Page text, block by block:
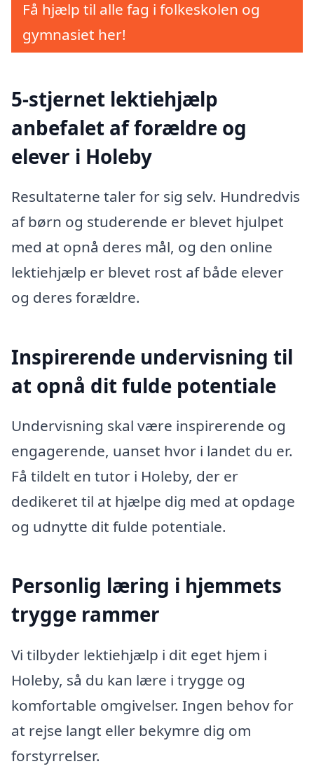
Få hjælp til alle fag i folkeskolen og
gymnasiet her!
5-stjernet lektiehjælp
anbefalet af forældre og
elever i Holeby
Resultaterne taler for sig selv. Hundredvis
af børn og studerende er blevet hjulpet
med at opnå deres mål, og den online
lektiehjælp er blevet rost af både elever
og deres forældre.
Inspirerende undervisning til
at opnå dit fulde potentiale
Undervisning skal være inspirerende og
engagerende, uanset hvor i landet du er.
Få tildelt en tutor i Holeby, der er
dedikeret til at hjælpe dig med at opdage
og udnytte dit fulde potentiale.
Personlig læring i hjemmets
trygge rammer
Vi tilbyder lektiehjælp i dit eget hjem i
Holeby, så du kan lære i trygge og
komfortable omgivelser. Ingen behov for
at rejse langt eller bekymre dig om
forstyrrelser.